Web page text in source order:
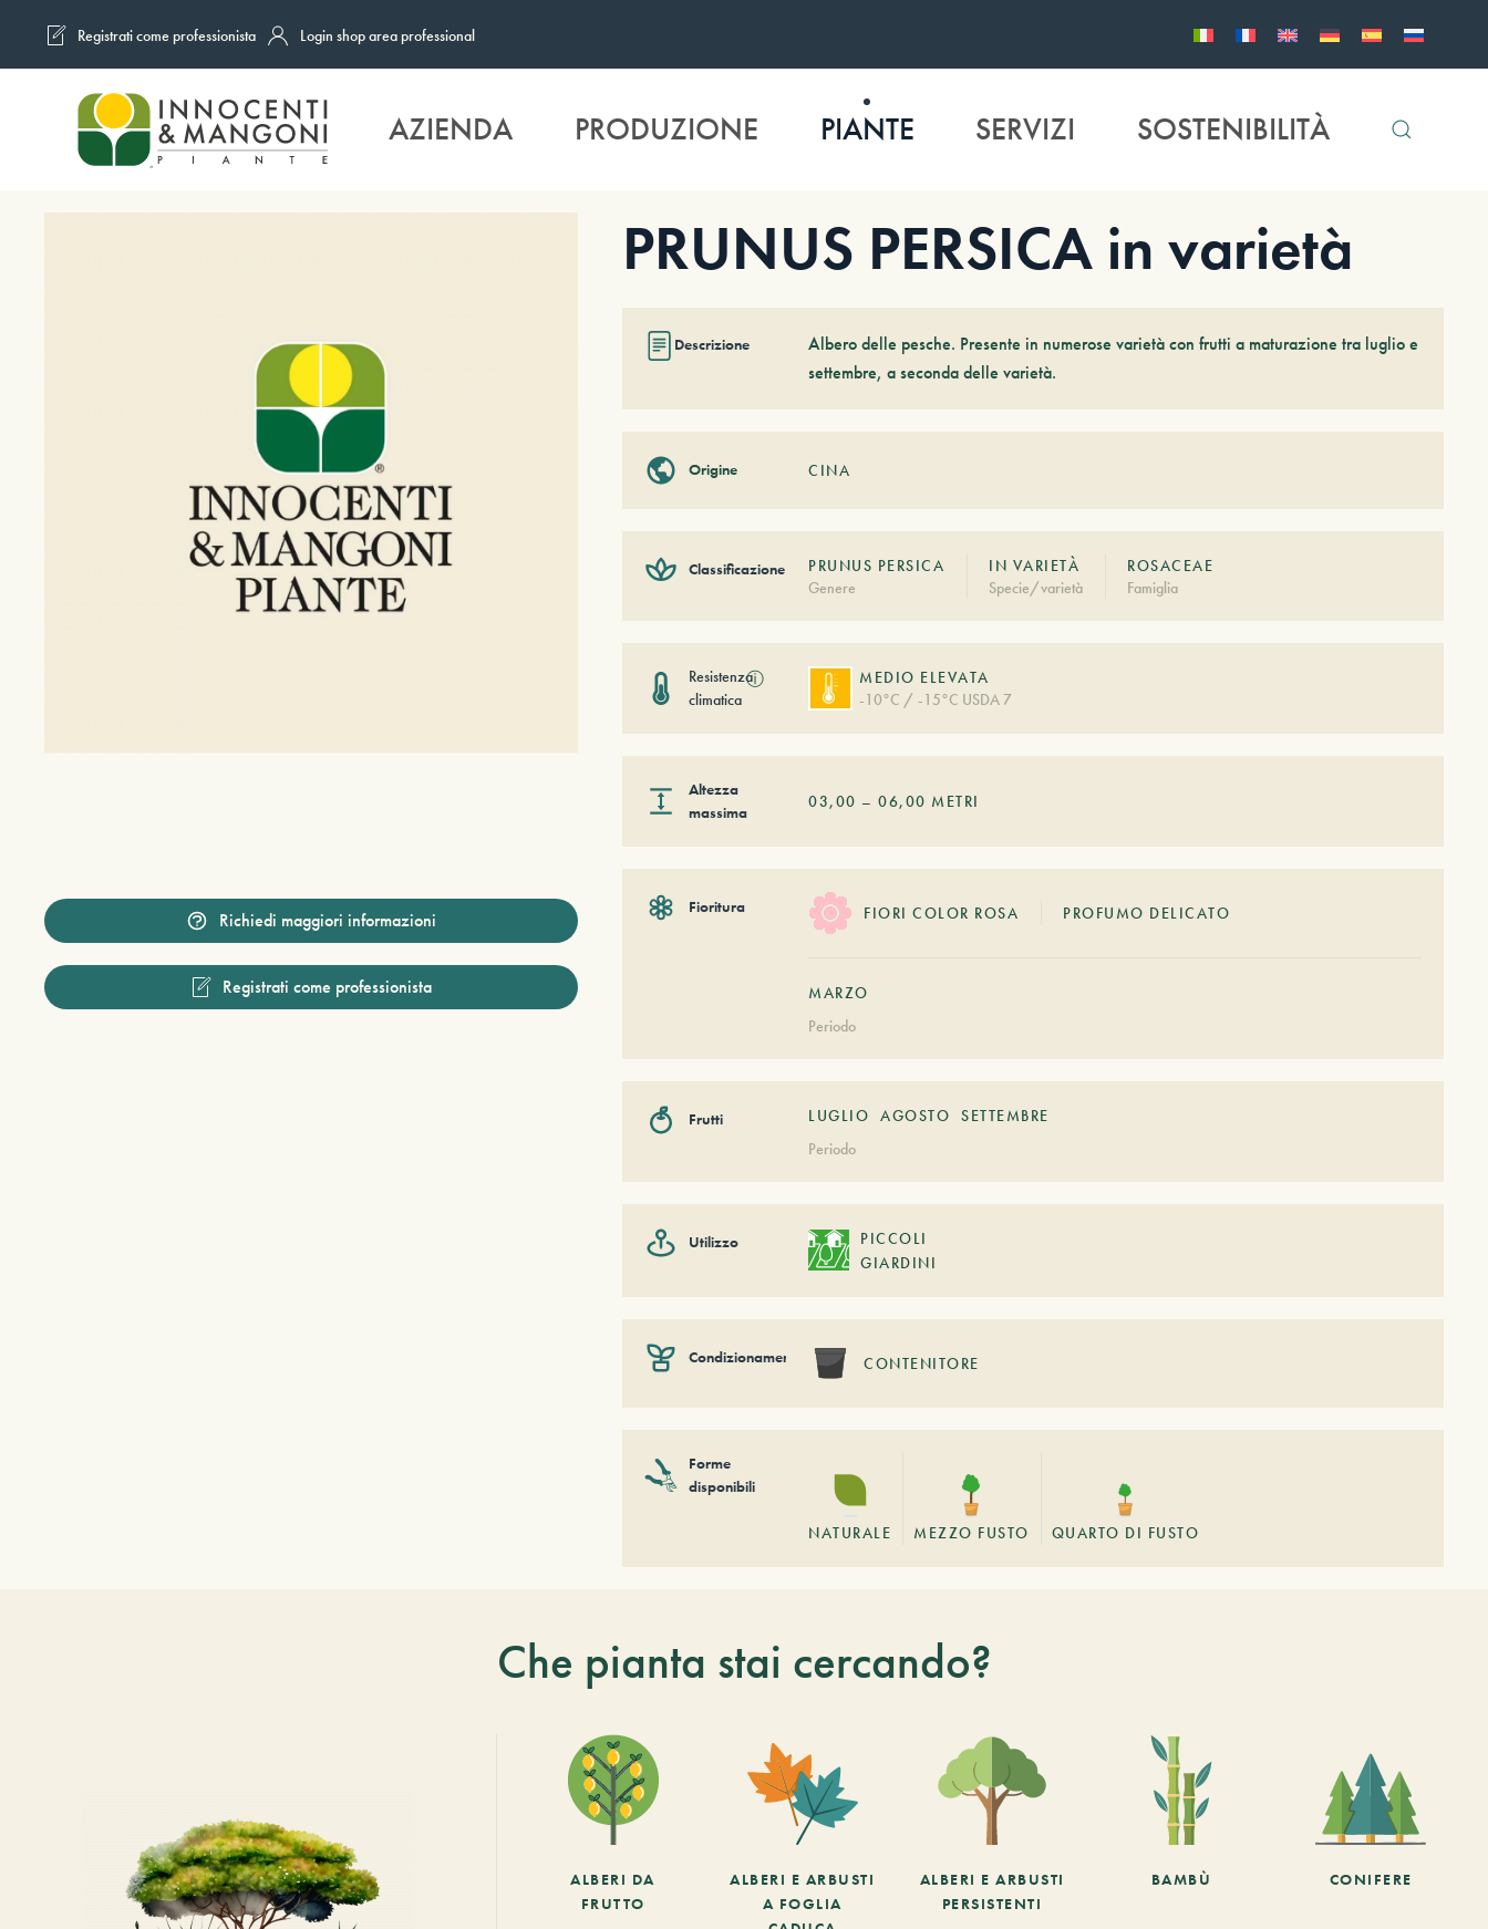
Skip to main content
Registrati come professionista Login shop area professional
AZIENDA PRODUZIONE PIANTE SERVIZI SOSTENIBILITÀ
Richiedi maggiori informazioni
Registrati come professionista
PRUNUS PERSICA in varietà
Descrizione
Albero delle pesche. Presente in numerose varietà con frutti a maturazione tra luglio e
settembre, a seconda delle varietà.
Origine CINA
Classificazione
PRUNUS PERSICA
Genere
IN VARIETÀ
Specie/varietà
ROSACEAE
Famiglia
Resistenza
climatica
ⓘ
MEDIO ELEVATA
-10°C / -15°C USDA 7
Altezza
massima
03,00 –06,00 METRI
Fioritura FIORI COLOR ROSA PROFUMO DELICATO
MARZO
Periodo
Frutti LUGLIO AGOSTO
SETTEMBRE
Periodo
Utilizzo
PICCOLI
GIARDINI
Condizionamento CONTENITORE
Forme
disponibili
NATURALE MEZZO FUSTO QUARTO DI FUSTO
Che pianta stai cercando?
ALBERI DA
FRUTTO
ALBERI E ARBUSTI
A FOGLIA
ALBERI E ARBUSTI
PERSISTENTI
BAMBÙ CONIFERE